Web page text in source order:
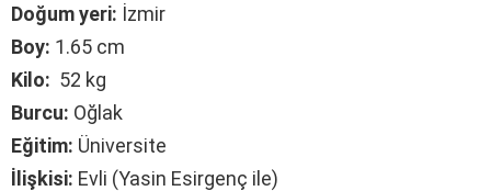
Doğum yeri: İzmir
Boy: 1.65 cm
Kilo: 52 kg
Burcu: Oğlak
Eğitim: Üniversite
İlişkisi: Evli (Yasin Esirgenç ile)